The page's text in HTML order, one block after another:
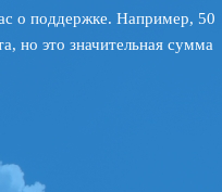
о поддержке. Например, 50
но это значительная сумма